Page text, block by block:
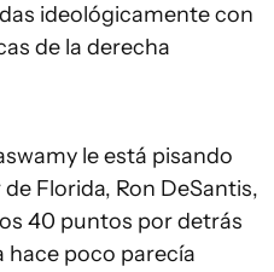
ideológicamente con
de la derecha
le está pisando
Florida, Ron DeSantis,
40 puntos por detrás
hace poco parecía